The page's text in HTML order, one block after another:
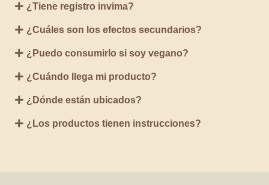
¿Tiene registro invima?
¿Cuáles son los efectos secundarios?
¿Puedo consumirlo si soy vegano?
¿Cuándo llega mi producto?
¿Dónde están ubicados?
¿Los productos tienen instrucciones?